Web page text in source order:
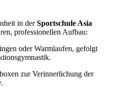
in derSportschule Asia
professionellen Aufbau:
oder Warmlaufen, gefolgt
zur Verinnerlichung der